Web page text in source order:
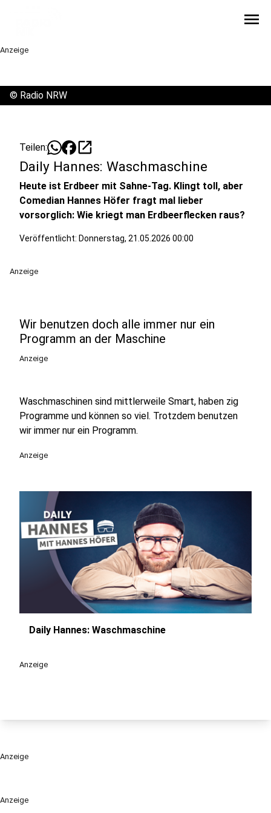
menu
Anzeige
Anzeige
© Radio NRW
Teilen: open_in_new
Daily Hannes: Waschmaschine
Heute ist Erdbeer mit Sahne-Tag. Klingt toll, aber
Comedian Hannes Höfer fragt mal lieber
vorsorglich: Wie kriegt man Erdbeerflecken raus?
Veröffentlicht: Donnerstag, 21.05.2026 00:00
Anzeige
Wir benutzen doch alle immer nur ein
Programm an der Maschine
Anzeige
Waschmaschinen sind mittlerweile Smart, haben zig
Programme und können so viel. Trotzdem benutzen
wir immer nur ein Programm.
Anzeige
Daily Hannes: Waschmaschine
Anzeige
Anzeige